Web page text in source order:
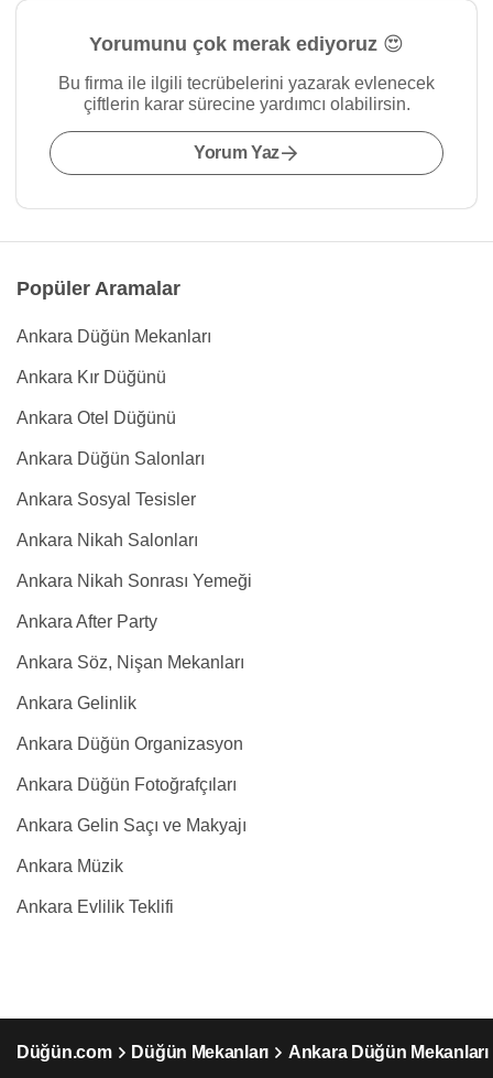
Yorumunu çok merak ediyoruz 😍
Bu firma ile ilgili tecrübelerini yazarak evlenecek
çiftlerin karar sürecine yardımcı olabilirsin.
Yorum Yaz
Popüler Aramalar
Ankara Düğün Mekanları
Ankara Kır Düğünü
Ankara Otel Düğünü
Ankara Düğün Salonları
Ankara Sosyal Tesisler
Ankara Nikah Salonları
Ankara Nikah Sonrası Yemeği
Ankara After Party
Ankara Söz, Nişan Mekanları
Ankara Gelinlik
Ankara Düğün Organizasyon
Ankara Düğün Fotoğrafçıları
Ankara Gelin Saçı ve Makyajı
Ankara Müzik
Ankara Evlilik Teklifi
Düğün.com Düğün Mekanları Ankara Düğün Mekanları